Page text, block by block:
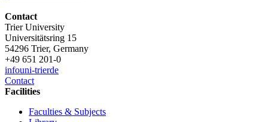
Contact
Trier University
Universitätsring 15
54296 Trier, Germany
+49 651 201-0
infouni-trierde
Contact
Facilities
Faculties & Subjects